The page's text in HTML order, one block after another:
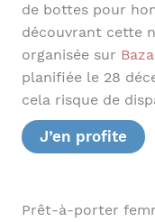
de bottes pour
découvrant cette
organisée sur
planifiée le 28
cela risque de
J’en profite
Prêt-à-porter